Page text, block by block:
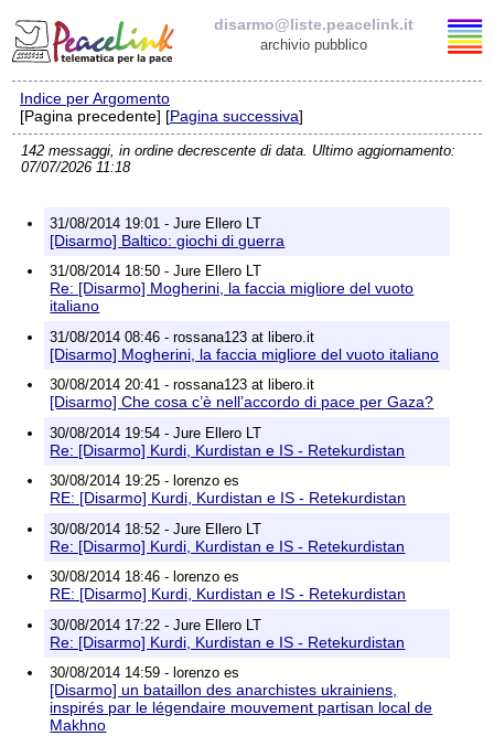
disarmo@liste.peacelink.it
archivio pubblico
Elenco delle liste
disarmo@liste.peacelink.it
Informativa sulla privacy
Richieste di rimozione
Indice per Argomento
[Pagina precedente] [Pagina successiva]
142 messaggi, in ordine decrescente di data. Ultimo aggiornamento:
07/07/2026 11:18
31/08/2014 19:01 - Jure Ellero LT
[Disarmo] Baltico: giochi di guerra
31/08/2014 18:50 - Jure Ellero LT
Re: [Disarmo] Mogherini, la faccia migliore del vuoto
italiano
31/08/2014 08:46 - rossana123 at libero.it
[Disarmo] Mogherini, la faccia migliore del vuoto italiano
30/08/2014 20:41 - rossana123 at libero.it
[Disarmo] Che cosa c’è nell’accordo di pace per Gaza?
30/08/2014 19:54 - Jure Ellero LT
Re: [Disarmo] Kurdi, Kurdistan e IS - Retekurdistan
30/08/2014 19:25 - lorenzo es
RE: [Disarmo] Kurdi, Kurdistan e IS - Retekurdistan
30/08/2014 18:52 - Jure Ellero LT
Re: [Disarmo] Kurdi, Kurdistan e IS - Retekurdistan
30/08/2014 18:46 - lorenzo es
RE: [Disarmo] Kurdi, Kurdistan e IS - Retekurdistan
30/08/2014 17:22 - Jure Ellero LT
Re: [Disarmo] Kurdi, Kurdistan e IS - Retekurdistan
30/08/2014 14:59 - lorenzo es
[Disarmo] un bataillon des anarchistes ukrainiens,
inspirés par le légendaire mouvement partisan local de
Makhno